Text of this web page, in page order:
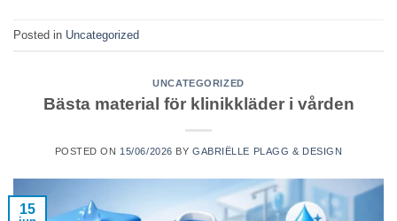
Posted in Uncategorized
UNCATEGORIZED
Bästa material för klinikkläder i vården
POSTED ON 15/06/2026 BY GABRIËLLE PLAGG & DESIGN
15